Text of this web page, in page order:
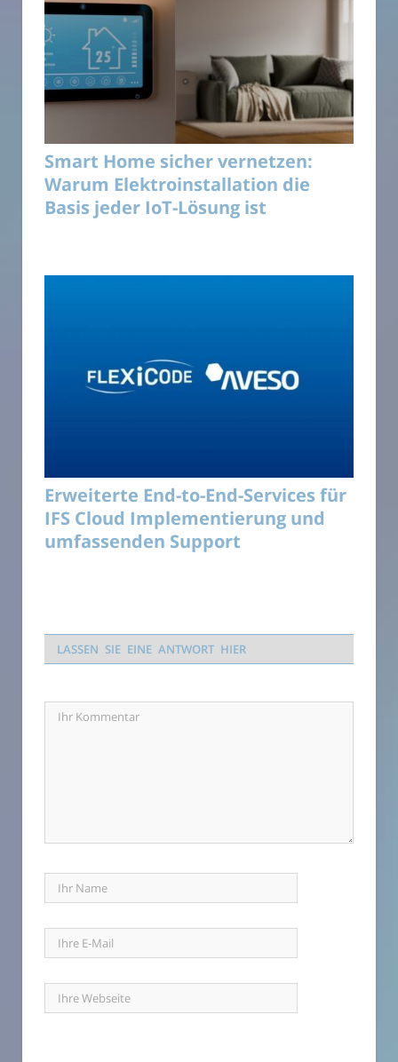
Smart Home sicher vernetzen:
Warum Elektroinstallation die
Basis jeder IoT-Lösung ist
Erweiterte End-to-End-Services für
IFS Cloud Implementierung und
umfassenden Support
LASSEN SIE EINE ANTWORT HIER